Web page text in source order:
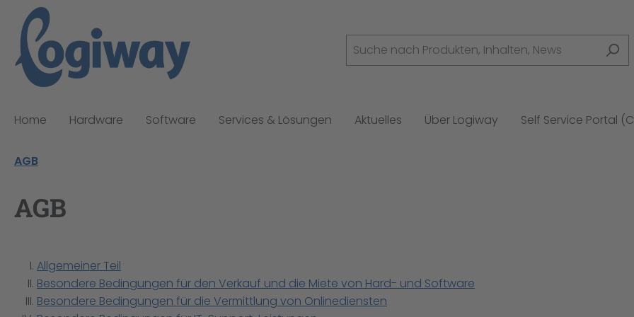
Home Hardware Software Services & Lösungen Aktuelles Über Logiway Self Service Portal
AGB
AGB
Allgemeiner Teil
Besondere Bedingungen für den Verkauf und die Miete von Hard- und Software
Besondere Bedingungen für die Vermittlung von Onlinediensten